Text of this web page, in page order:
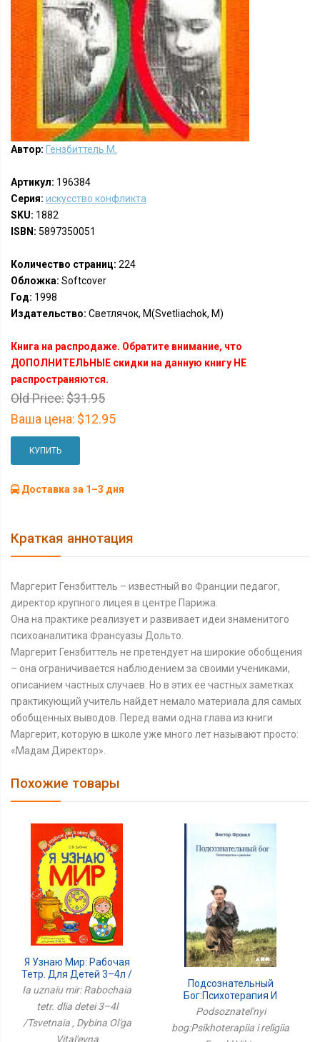
Автор: Гензбиттель М.
Артикул: 196384
Серия: искусство конфликта
SKU: 1882
ISBN: 5897350051
Количество страниц: 224
Обложка: Softcover
Год: 1998
Издательство: Светлячок, М(Svetliachok, M)
Книга на распродаже. Обратите внимание, что
ДОПОЛНИТЕЛЬНЫЕ скидки на данную книгу НЕ
распространяются.
Old Price:$31.95
Ваша цена: $12.95
КУПИТЬ
Доставка за 1–3 дня
Краткая аннотация
Маргерит Гензбиттель – известный во Франции педагог,
директор крупного лицея в центре Парижа.
Она на практике реализует и развивает идеи знаменитого
психоаналитика Франсуазы Дольто.
Маргерит Гензбиттель не претендует на широкие обобщения
– она ограничивается наблюдением за своими учениками,
описанием частных случаев. Но в этих ее частных заметках
практикующий учитель найдет немало материала для самых
обобщенных выводов. Перед вами одна глава из книги
Маргерит, которую в школе уже много лет называют просто:
«Мадам Директор».
Похожие товары
Я Узнаю Мир: Рабочая
Тетр. Для Детей 3–4л /
Цветная
Ia uznaiu mir: Rabochaia
tetr. dlia detei 3–4l
/Tsvetnaia , Dybina Ol'ga
Vital'evna
Подсознательный
Бог:Психотерапия И
Религия
Podsoznatel'nyi
bog:Psikhoterapiia i religiia